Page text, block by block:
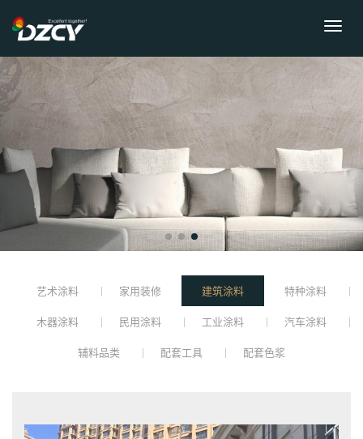
艺术涂料 家用装修 建筑涂料
特种涂料
木器涂料
民用涂料 工业涂料
汽车涂料
辅料品类
配套工具 配套色浆